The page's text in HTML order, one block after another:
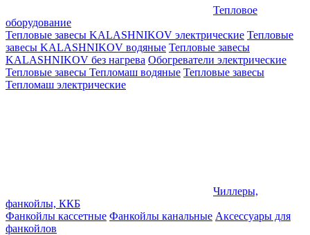
Тепловое
оборудование
Тепловые завесы KALASHNIKOV электрические Тепловые
завесы KALASHNIKOV водяные Тепловые завесы
KALASHNIKOV без нагрева Обогреватели электрические
Тепловые завесы Тепломаш водяные Тепловые завесы
Тепломаш электрические
Чиллеры,
фанкойлы, ККБ
Фанкойлы кассетные Фанкойлы канальные Аксессуары для
фанкойлов